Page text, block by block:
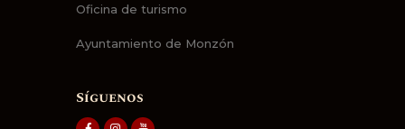
Oficina de turismo
Ayuntamiento de Monzón
Síguenos